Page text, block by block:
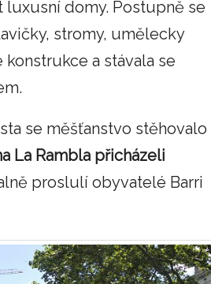
luxusní domy. Postupně se
stromy, umělecky
a stávala se
se měšťanstvo stěhovalo
La Rambla přicházeli
proslulí obyvatelé Barri